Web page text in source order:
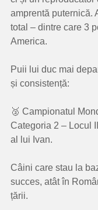
amprentă puternică.
total – dintre care 3
America.
Puii lui duc mai
și consistență:
🥈 Campionatul
Categoria 2 – Locul
al lui Ivan.
Câini care stau la
succes, atât în
țării.